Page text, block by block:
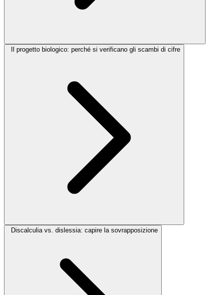
Il progetto biologico: perché si verificano gli scambi di cifre
Discalculia vs. dislessia: capire la sovrapposizione